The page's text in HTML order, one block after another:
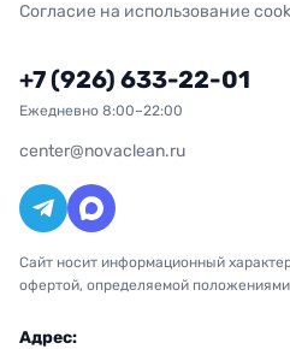
Согласие на использование
+7 (926) 633-22-01
Ежедневно 8:00–22:00
center@novaclean.ru
Сайт носит информационный
офертой, определяемой
Адрес: